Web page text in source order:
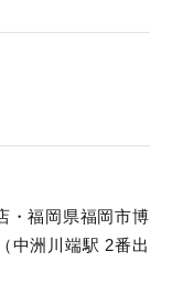
・福岡県福岡市博
中洲川端駅 2番出